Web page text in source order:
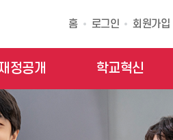
홈 로그인 회원가입
정공개 학교혁신